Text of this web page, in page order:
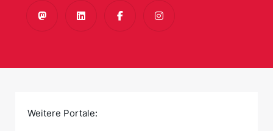
MastodonLinkedInFacebookInstagram
Weitere Portale: